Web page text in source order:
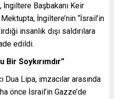
İngiltere Başbakanı Keir
İngiltere’nin “İsrail’in
insanlık dışı saldırılara
edildi.
Bir Soykırımdır”
Dua Lipa, imzacılar arasında
önce İsrail’in Gazze’de